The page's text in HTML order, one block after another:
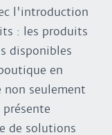
l'introduction
: les produits
disponibles
en
non seulement
présente
de solutions